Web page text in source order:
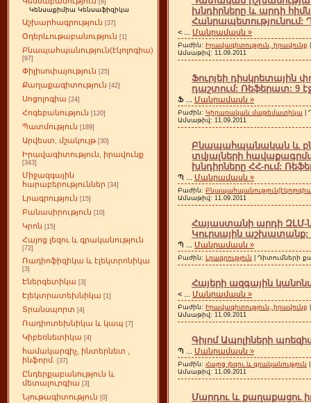
[8]
Կենսաքիմիա Կենսաֆիզիկա
Աշխարհագրություն [37]
Օդերևութաբանություն [1]
Բնապահպանություն(էկոլոգիա)
[97]
Փիլիսոփայություն [25]
Քաղաքագիտություն [42]
Սոցոլոգիա [24]
Հոգեբանություն [120]
Պատմություն [189]
Արվեստ, մշակույթ [30]
Իրավագիտություն, իրավունք
[343]
Միջազգային
հարաբերություններ [34]
Լրագրություն [15]
Բանասիրություն [10]
Կրոն [15]
Հայոց լեզու և գրականություն
[72]
Ռադիոֆիզիկա և էլեկտրոնիկա
[3]
Էներգետիկա [3]
Էլեկտրատեխնիկա [1]
Տրանսպորտ [4]
Ռադիոտեխնիկա և կապ [7]
Կիբեռնետիկա [4]
համակարգիչ, ինտերնետ ,
ինֆորմ.
[37]
Ընդերքաբանություն և
մետալուրգիա [3]
Նյութագիտություն [0]
խնդիրները և արդի
Հանրապետությունում:
< Մանրամասն »
Բաժին: Իրավագիտություն, իրավունք
Ամսաթիվ: 11.09.2011
Ֆուրյեի դիսկրետային
դաշտում: Ռեֆերատ: 9
Ֆ Մանրամասն »
Բաժին: Կիրառական մաթեմատիկա |
Ամսաթիվ: 11.09.2011
Բնապահպանական և
տվյալների
խնդիրները ՀՀ-ում:
Պ Մանրամասն »
Բաժին:
Ամսաթիվ: 11.09.2011
Հայաստանի արդի ԶԼՄ-
Կուրսային աշխատանք:
Պ Մանրամասն »
Բաժին: Լրագրություն | Դիտումների
Հայերի ազգային
< Մանրամասն »
Բաժին: Իրավագիտություն, իրավունք
Ամսաթիվ: 11.09.2011
Գիյոմ Ապոլիների
Պ Մանրամասն »
Բաժին: Հայոց լեզու և գրականություն
Ամսաթիվ: 11.09.2011
Մարդու և քաղաքացու